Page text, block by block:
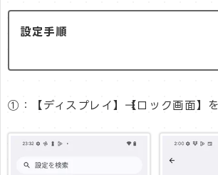
設定手順
①：【ディスプレイ】→【ロック画面】